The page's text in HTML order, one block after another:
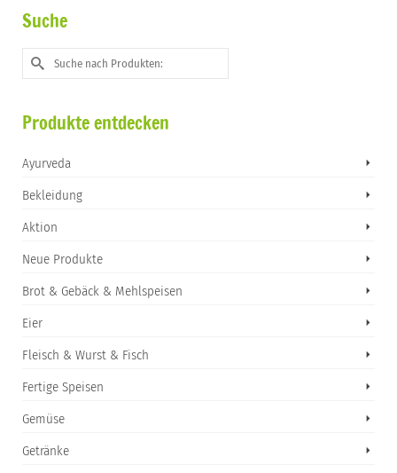
Suche
Suche
nach:
Produkte entdecken
Ayurveda
Bekleidung
Aktion
Neue Produkte
Brot & Gebäck & Mehlspeisen
Eier
Fleisch & Wurst & Fisch
Fertige Speisen
Gemüse
Getränke